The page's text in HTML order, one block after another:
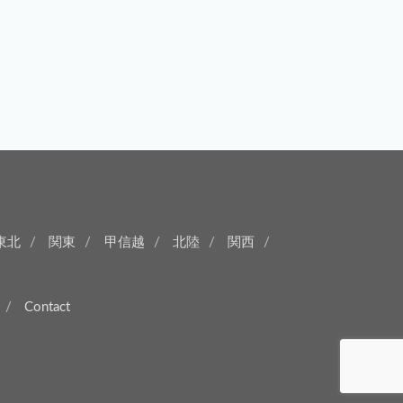
北 関東 甲信越 北陸
関西
Contact